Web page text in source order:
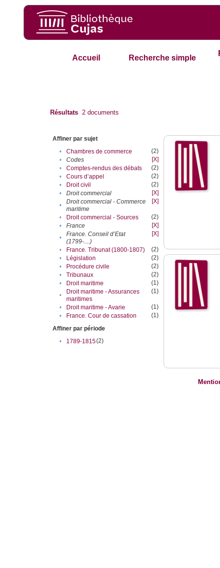
Accueil Recherche simple
Résultats 2 documents
Affiner par sujet
•
Chambres de commerce
(2)
•
Codes
[X]
•
Comptes-rendus des débats
(2)
•
Cours d’appel
(2)
•
Droit civil
(2)
•
Droit commercial
[X]
•
Droit commercial - Commerce
maritime
[X]
• Droit commercial - Sources
(2)
•
France
[X]
•
France. Conseil d’Etat
(1799-....)
[X]
• France. Tribunat (1800-1807)
(2)
•
Législation
(2)
•
Procédure civile
(2)
•
Tribunaux
(2)
•
Droit maritime
(1)
•
Droit maritime - Assurances
maritimes
(1)
• Droit maritime - Avarie
(1)
•
France. Cour de cassation
(1)
Affiner par période
•
1789-1815(2)